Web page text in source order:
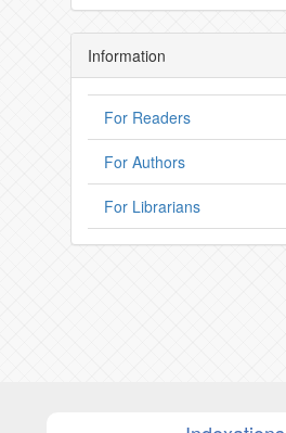
Information
For Readers
For Authors
For Librarians